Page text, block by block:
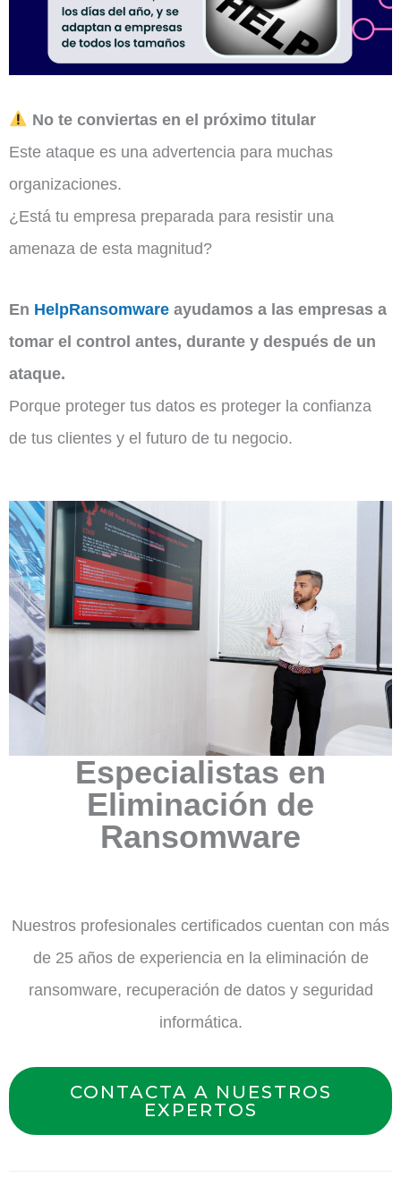
No te conviertas en el próximo titular
Este ataque es una advertencia para muchas
organizaciones.
¿Está tu empresa preparada para resistir una
amenaza de esta magnitud?
En HelpRansomware ayudamos a las empresas a
tomar el control antes, durante y después de un
ataque.
Porque proteger tus datos es proteger la confianza
de tus clientes y el futuro de tu negocio.
Especialistas en
Eliminación de
Ransomware
Nuestros profesionales certificados cuentan con más
de 25 años de experiencia en la eliminación de
ransomware, recuperación de datos y seguridad
informática.
CONTACTA A NUESTROS
EXPERTOS